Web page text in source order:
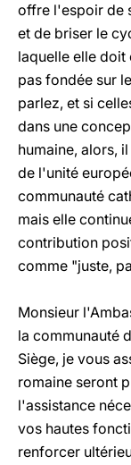
offre l'espoir de
et de briser le
laquelle elle doit
pas fondée sur
parlez, et si
dans une
humaine, alors,
de l'unité
communauté
mais elle
contribution
comme "juste,
Monsieur
la communauté
Siège, je vous
romaine seront
l'assistance
vos hautes
renforcer